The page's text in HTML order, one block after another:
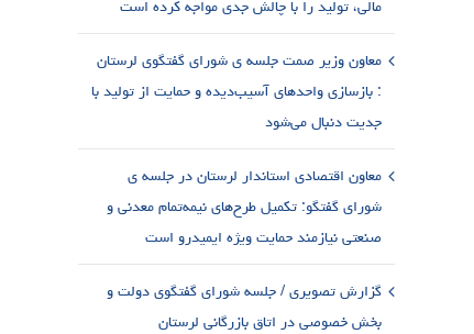
مالی، تولید را با چالش جدی مواجه کرده است
معاون وزیر صمت جلسه ی شورای گفتگوی لرستان
: بازسازی واحدهای آسیب‌دیده و حمایت از تولید با
جدیت دنبال می‌شود
معاون اقتصادی استاندار لرستان در جلسه ی
شورای گفتگو: تکمیل طرح‌های نیمه‌تمام معدنی و
صنعتی نیازمند حمایت ویژه ایمیدرو است
گزارش تصویری / جلسه شورای گفتگوی دولت و
بخش خصوصی در اتاق بازرگانی لرستان